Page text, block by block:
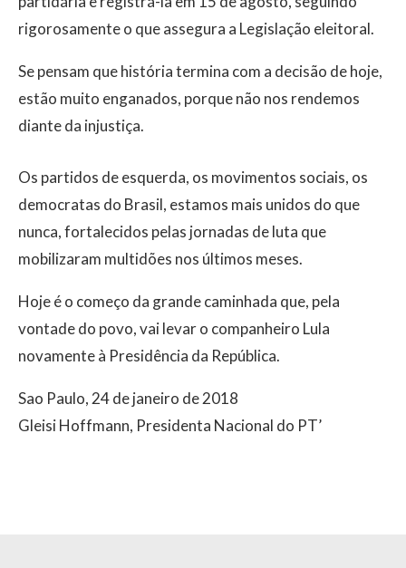
rigorosamente o que assegura a Legislação eleitoral.
Se pensam que história termina com a decisão de hoje,
estão muito enganados, porque não nos rendemos
diante da injustiça.
Os partidos de esquerda, os movimentos sociais, os
democratas do Brasil, estamos mais unidos do que
nunca, fortalecidos pelas jornadas de luta que
mobilizaram multidões nos últimos meses.
Hoje é o começo da grande caminhada que, pela
vontade do povo, vai levar o companheiro Lula
novamente à Presidência da República.
Sao Paulo, 24 de janeiro de 2018
Gleisi Hoffmann, Presidenta Nacional do PT’